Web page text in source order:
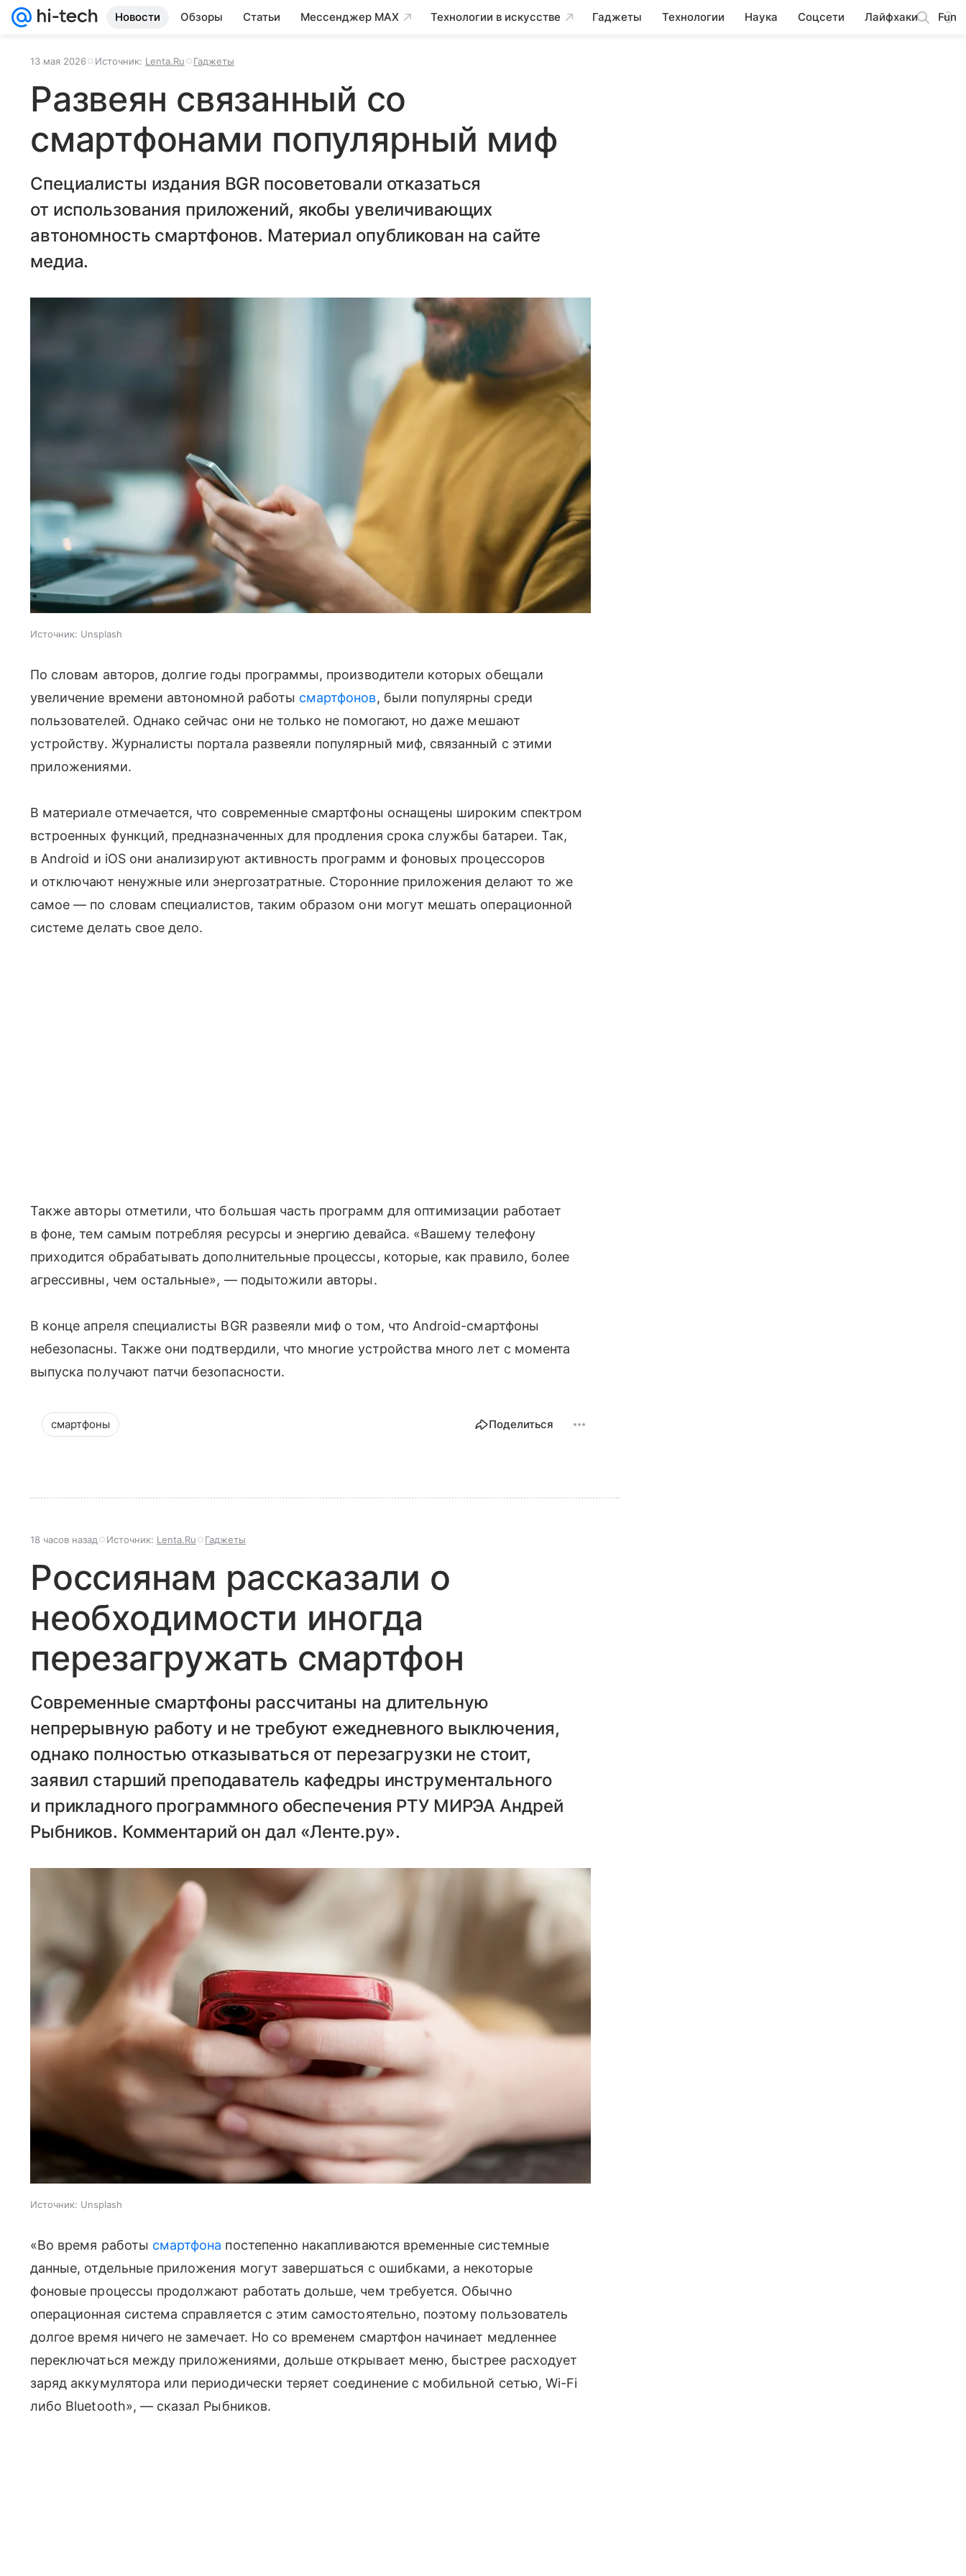
Новости Обзоры Статьи Мессенджер MAX Технологии в искусстве Гаджеты Технологии Наука Соцсети Лайфхаки Fun
13 мая 2026 Источник: Lenta.Ru Гаджеты
Развеян связанный со
смартфонами популярный миф
Специалисты издания BGR посоветовали отказаться
от использования приложений, якобы увеличивающих
автономность смартфонов. Материал опубликован на сайте
медиа.
Источник: Unsplash
По словам авторов, долгие годы программы, производители которых обещали
увеличение времени автономной работы смартфонов, были популярны среди
пользователей. Однако сейчас они не только не помогают, но даже мешают
устройству. Журналисты портала развеяли популярный миф, связанный с этими
приложениями.
В материале отмечается, что современные смартфоны оснащены широким спектром
встроенных функций, предназначенных для продления срока службы батареи. Так,
в Android и iOS они анализируют активность программ и фоновых процессоров
и отключают ненужные или энергозатратные. Сторонние приложения делают то же
самое — по словам специалистов, таким образом они могут мешать операционной
системе делать свое дело.
Также авторы отметили, что большая часть программ для оптимизации работает
в фоне, тем самым потребляя ресурсы и энергию девайса. «Вашему телефону
приходится обрабатывать дополнительные процессы, которые, как правило, более
агрессивны, чем остальные», — подытожили авторы.
В конце апреля специалисты BGR развеяли миф о том, что Android-смартфоны
небезопасны. Также они подтвердили, что многие устройства много лет с момента
выпуска получают патчи безопасности.
смартфоны Поделиться
18 часов назад Источник: Lenta.Ru Гаджеты
Россиянам рассказали о
необходимости иногда
перезагружать смартфон
Современные смартфоны рассчитаны на длительную
непрерывную работу и не требуют ежедневного выключения,
однако полностью отказываться от перезагрузки не стоит,
заявил старший преподаватель кафедры инструментального
и прикладного программного обеспечения РТУ МИРЭА Андрей
Рыбников. Комментарий он дал «Ленте.ру».
Источник: Unsplash
«Во время работы смартфона постепенно накапливаются временные системные
данные, отдельные приложения могут завершаться с ошибками, а некоторые
фоновые процессы продолжают работать дольше, чем требуется. Обычно
операционная система справляется с этим самостоятельно, поэтому пользователь
долгое время ничего не замечает. Но со временем смартфон начинает медленнее
переключаться между приложениями, дольше открывает меню, быстрее расходует
заряд аккумулятора или периодически теряет соединение с мобильной сетью, Wi-Fi
либо Bluetooth», — сказал Рыбников.